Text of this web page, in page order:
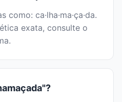
ca·lha·ma·ça·da.
exata, consulte o